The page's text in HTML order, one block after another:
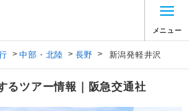
メニュー
> 中部・北陸 > 長野 > 新潟発軽井沢
るツアー情報｜阪急交通社